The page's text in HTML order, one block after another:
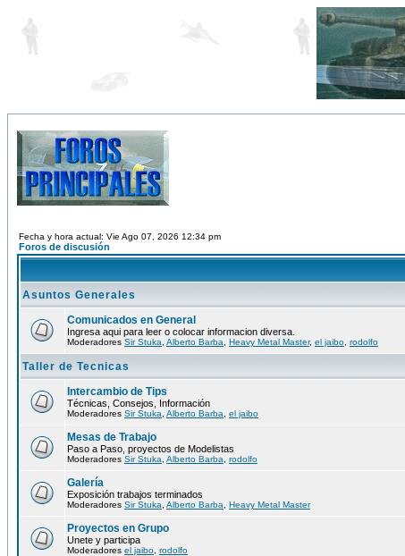
Fecha y hora actual: Vie Ago 07, 2026 12:34 pm
Foros de discusión
Asuntos Generales
Comunicados en General
Ingresa aqui para leer o colocar informacion diversa.
Moderadores Sir Stuka Alberto Barba Heavy Metal Master, el jaibo rodolfo
Taller de Tecnicas
Intercambio de Tips
Técnicas, Consejos, Información
Moderadores Sir Stuka Alberto Barba el jaibo
Mesas de Trabajo
Paso a Paso, proyectos de Modelistas
Moderadores Sir Stuka Alberto Barba rodolfo
Galería
Exposición trabajos terminados
Moderadores Sir Stuka Alberto Barba Heavy Metal Master
Proyectos en Grupo
Unete y participa
Moderadores el jaibo rodolfo